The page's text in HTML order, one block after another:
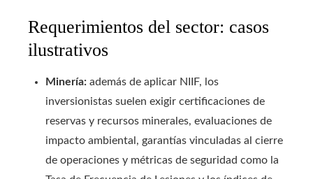
Requerimientos del sector: casos
ilustrativos
Minería: además de aplicar NIIF, los
inversionistas suelen exigir certificaciones de
reservas y recursos minerales, evaluaciones de
impacto ambiental, garantías vinculadas al cierre
de operaciones y métricas de seguridad como la